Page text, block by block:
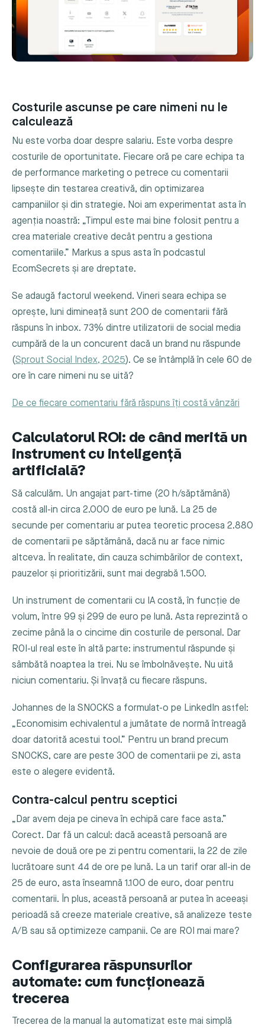
Costurile ascunse pe care nimeni nu le
calculează
Nu este vorba doar despre salariu. Este vorba despre
costurile de oportunitate. Fiecare oră pe care echipa ta
de performance marketing o petrece cu comentarii
lipsește din testarea creativă, din optimizarea
campaniilor și din strategie. Noi am experimentat asta în
agenția noastră: „Timpul este mai bine folosit pentru a
crea materiale creative decât pentru a gestiona
comentariile.” Markus a spus asta în podcastul
EcomSecrets și are dreptate.
Se adaugă factorul weekend. Vineri seara echipa se
oprește, luni dimineață sunt 200 de comentarii fără
răspuns în inbox. 73% dintre utilizatorii de social media
cumpără de la un concurent dacă un brand nu răspunde
(Sprout Social Index, 2025). Ce se întâmplă în cele 60 de
ore în care nimeni nu se uită?
De ce fiecare comentariu fără răspuns îți costă vânzări
Calculatorul ROI: de când merită un
instrument cu inteligență
artificială?
Să calculăm. Un angajat part-time (20 h/săptămână)
costă all-in circa 2.000 de euro pe lună. La 25 de
secunde per comentariu ar putea teoretic procesa 2.880
de comentarii pe săptămână, dacă nu ar face nimic
altceva. În realitate, din cauza schimbărilor de context,
pauzelor și prioritizării, sunt mai degrabă 1.500.
Un instrument de comentarii cu IA costă, în funcție de
volum, între 99 și 299 de euro pe lună. Asta reprezintă o
zecime până la o cincime din costurile de personal. Dar
ROI-ul real este în altă parte: instrumentul răspunde și
sâmbătă noaptea la trei. Nu se îmbolnăvește. Nu uită
niciun comentariu. Și învață cu fiecare răspuns.
Johannes de la SNOCKS a formulat-o pe LinkedIn astfel:
„Economisim echivalentul a jumătate de normă întreagă
doar datorită acestui tool.” Pentru un brand precum
SNOCKS, care are peste 300 de comentarii pe zi, asta
este o alegere evidentă.
Contra-calcul pentru sceptici
„Dar avem deja pe cineva în echipă care face asta.”
Corect. Dar fă un calcul: dacă această persoană are
nevoie de două ore pe zi pentru comentarii, la 22 de zile
lucrătoare sunt 44 de ore pe lună. La un tarif orar all-in de
25 de euro, asta înseamnă 1.100 de euro, doar pentru
comentarii. În plus, această persoană ar putea în aceeași
perioadă să creeze materiale creative, să analizeze teste
A/B sau să optimizeze campanii. Ce are ROI mai mare?
Configurarea răspunsurilor
automate: cum funcționează
trecerea
Trecerea de la manual la automatizat este mai simplă